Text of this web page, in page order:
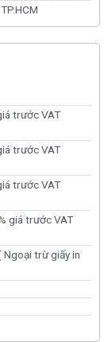
trước VAT
trước VAT
trước VAT
giá trước VAT
Ngoại trừ giấy in